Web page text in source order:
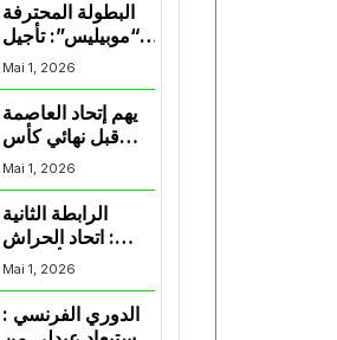
البطولة المحترفة
“موبيليس”: تأجيل
مباراة إتحاد
العاصمة وأتلتيك
بارادو
Mai 1, 2026
يهم إتحاد العاصمة
قبل نهائي كأس
اكاف : الزمالك
يسقط بثلاثية أمام
Mai 1, 2026
الرابطة الثانية
: اتحاد الحراش
يحسم التأهل إلى
“البلاي أوف”
Mai 1, 2026
الدوري الفرنسي :